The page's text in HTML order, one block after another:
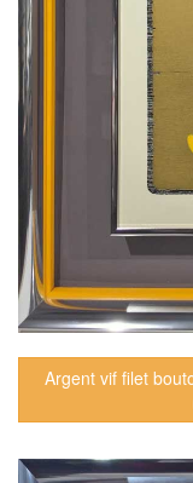
Argent vif filet